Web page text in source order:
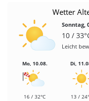
Wetter
Sonntag,
10 /
Leicht
Mo, 10.08.
16 / 32°C
Di,
13 /